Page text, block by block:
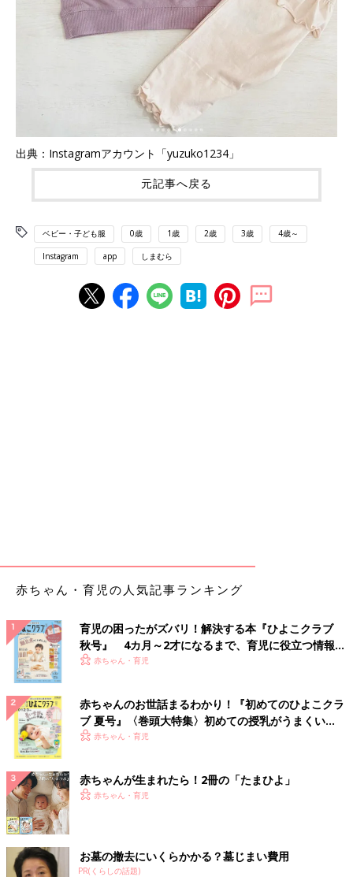
出典：Instagramアカウント「yuzuko1234」
元記事へ戻る
ベビー・子ども服 0歳 1歳 2歳 3歳 4歳～
Instagram app しまむら
赤ちゃん・育児の人気記事ランキング
育児の困ったがズバリ！解決する本『ひよこクラブ
秋号』 4カ月～2才になるまで、育児に役立つ情報が
いっぱい！
赤ちゃん・育児
赤ちゃんのお世話まるわかり！『初めてのひよこクラ
ブ 夏号』〈巻頭大特集〉初めての授乳がうまくい
く！ おっぱい・ミルクの基本と夏のトラブル 解決テ
赤ちゃん・育児
赤ちゃんが生まれたら！2冊の「たまひよ」
赤ちゃん・育児
お墓の撤去にいくらかかる？墓じまい費用
PR(くらしの話題)